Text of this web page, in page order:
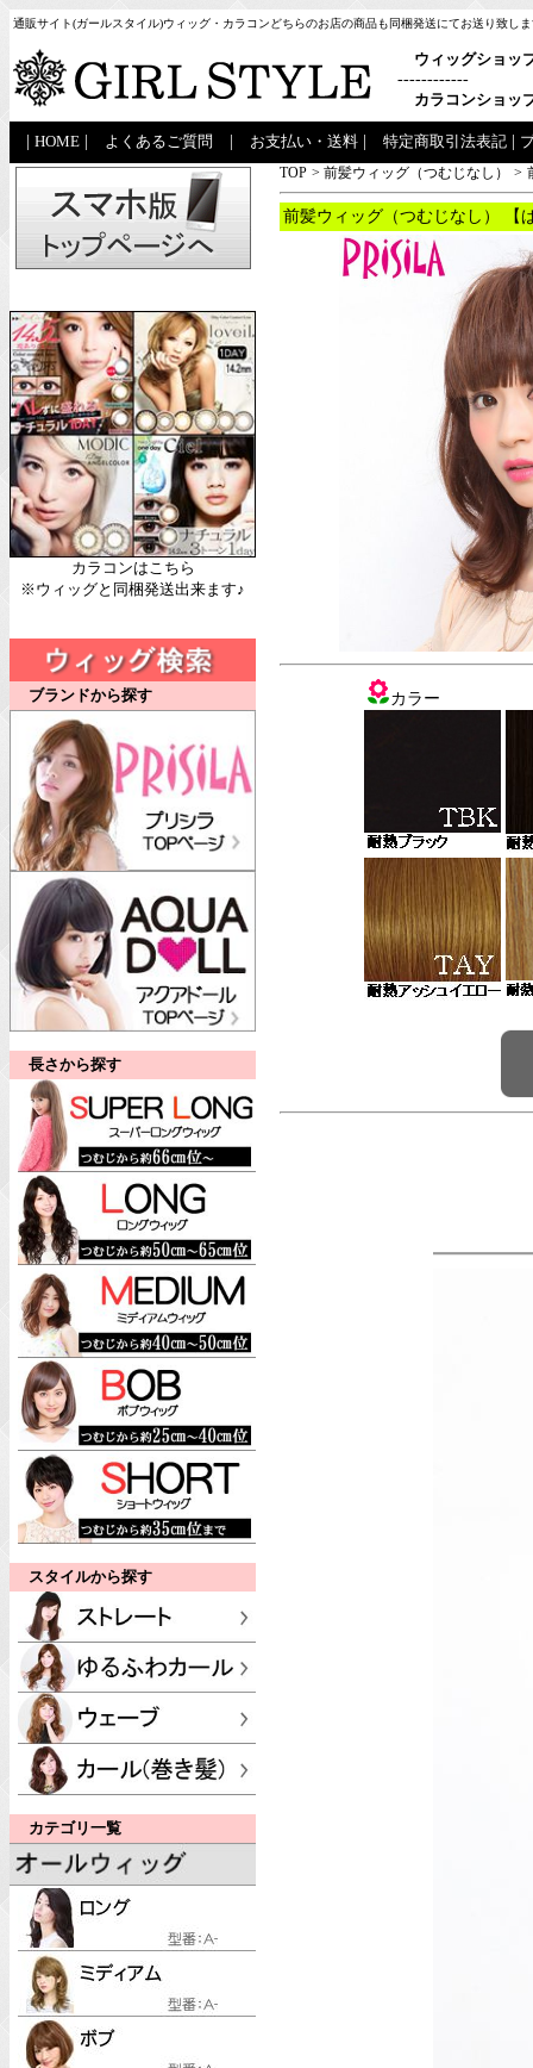
通販サイト(ガールスタイル)ウィッグ・カラコンどちらのお店の商品も同梱発送にてお送り致し
ウィッグショッ
------------
カラコンショッ
HOME よくあるご質問 お支払い・送料 特定商取引法表記
カラコンはこちら
※ウィッグと同梱発送出来ます♪
ブランドから探す
長さから探す
スタイルから探す
カテゴリ一覧
TOP > 前髪ウィッグ（つむじなし） >
前髪ウィッグ（つむじなし） 【
カラー